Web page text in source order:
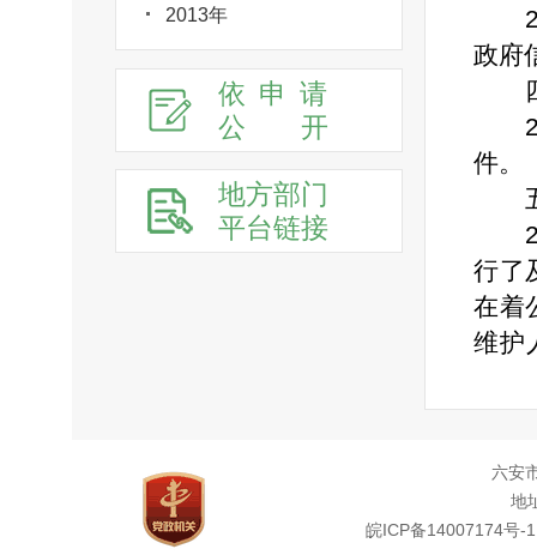
2013年
依申请
公
开
地方部门
平台链接
政府
件。
行了
在着
维护
人
全系
六安
地
皖ICP备14007174号-1